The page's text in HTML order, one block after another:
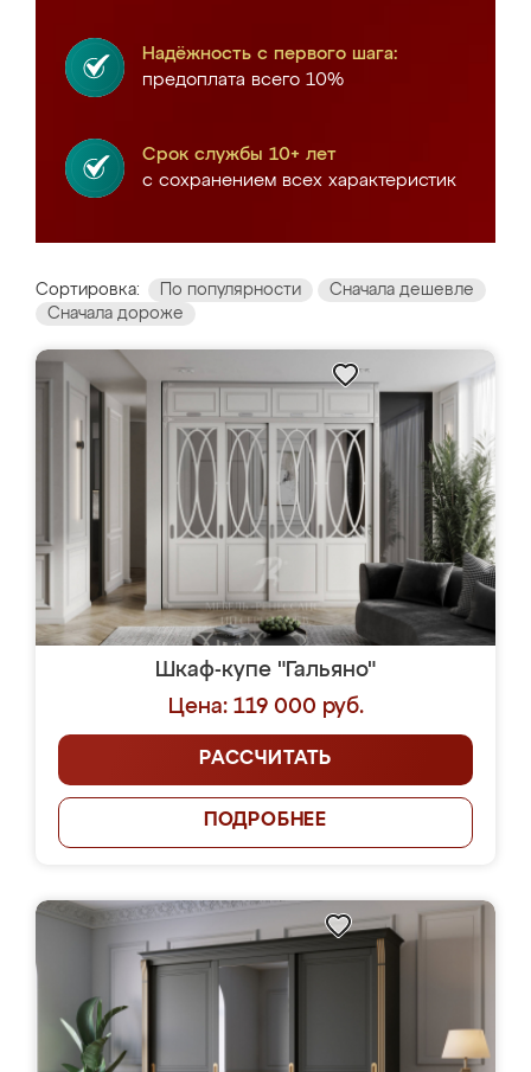
Надёжность с первого шага:
предоплата всего 10%
Срок службы 10+ лет
с сохранением всех характеристик
Сортировка: По популярности
Сначала дешевле
Сначала дороже
Шкаф-купе "Гальяно"
Цена: 119 000 руб.
РАССЧИТАТЬ
ПОДРОБНЕЕ